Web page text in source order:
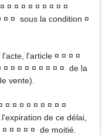
¤ ¤ ¤ ¤ ¤ ¤ ¤ ¤ ¤
¤ ¤ sous la condition ¤
l'article ¤ ¤ ¤ ¤
¤ ¤ ¤ ¤ ¤ ¤ ¤ ¤ ¤ de la
vente).
¤ ¤ ¤ ¤ ¤ ¤ ¤ ¤ ¤
de ce délai,
¤ ¤ ¤ ¤ de moitié.